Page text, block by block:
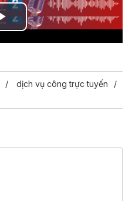
Play
dịch vụ công trực tuyến